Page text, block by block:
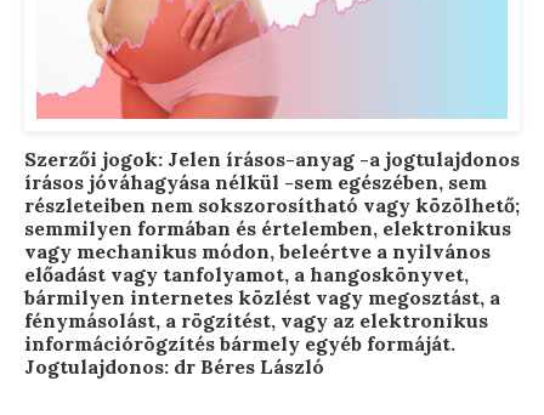
Szakmai blog
Rendelési díjak
Elérhetőségek
Rólam
Szerzői jogok: Jelen írásos-anyag -a jogtulajdonos
írásos jóváhagyása nélkül -sem egészében, sem
részleteiben nem sokszorosítható vagy közölhető;
semmilyen formában és értelemben, elektronikus
vagy mechanikus módon, beleértve a nyilvános
előadást vagy tanfolyamot, a hangoskönyvet,
bármilyen internetes közlést vagy megosztást, a
fénymásolást, a rögzítést, vagy az elektronikus
információrögzítés bármely egyéb formáját.
Jogtulajdonos: dr Béres László